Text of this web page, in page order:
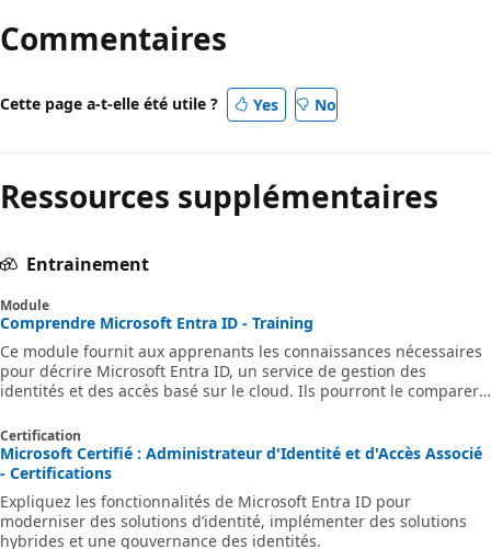
Commentaires
Cette page a-t-elle été utile ? Yes No
Ressources supplémentaires
Entrainement
Module
Comprendre Microsoft Entra ID - Training
Ce module fournit aux apprenants les connaissances nécessaires
pour décrire Microsoft Entra ID, un service de gestion des
identités et des accès basé sur le cloud. Ils pourront le comparer
services cloud et découvrir ses fonctionnalités de sécurité. Ils
découvriront également Microsoft Entra Domain Services.
Certification
Microsoft Certifié : Administrateur d'Identité et d'Accès Associé
- Certifications
Expliquez les fonctionnalités de Microsoft Entra ID pour
moderniser des solutions d’identité, implémenter des solutions
hybrides et une gouvernance des identités.